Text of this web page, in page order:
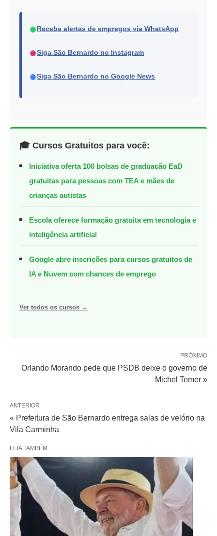
● Receba alertas de empregos via WhatsApp
●Siga São Bernardo no Instagram
●Siga São Bernardo no Google News
🎓 Cursos Gratuitos para você:
Iniciativa oferta 100 bolsas de graduação EaD
gratuitas para pessoas com TEA e mães de
crianças autistas
Escola oferece formação gratuita em tecnologia e
inteligência artificial
Google abre inscrições para cursos gratuitos de
IA e Nuvem com chances de emprego
Ver todos os cursos →
PRÓXIMO
Orlando Morando pede que PSDB deixe o governo de
Michel Temer »
ANTERIOR
« Prefeitura de São Bernardo entrega salas de velório na
Vila Carminha
LEIA TAMBÉM: